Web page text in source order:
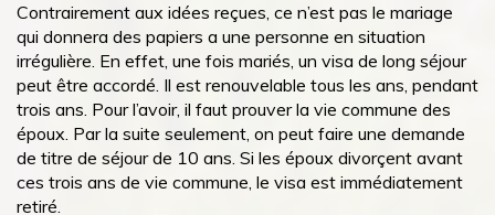
Contrairement aux idées reçues, ce n’est pas le mariage
qui donnera des papiers a une personne en situation
irrégulière. En effet, une fois mariés, un visa de long séjour
peut être accordé. Il est renouvelable tous les ans, pendant
trois ans. Pour l’avoir, il faut prouver la vie commune des
époux. Par la suite seulement, on peut faire une demande
de titre de séjour de 10 ans. Si les époux divorçent avant
ces trois ans de vie commune, le visa est immédiatement
retiré.